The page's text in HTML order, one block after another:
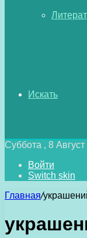
Искать
Суббота , 8
Войти
Switch skin
Главная/